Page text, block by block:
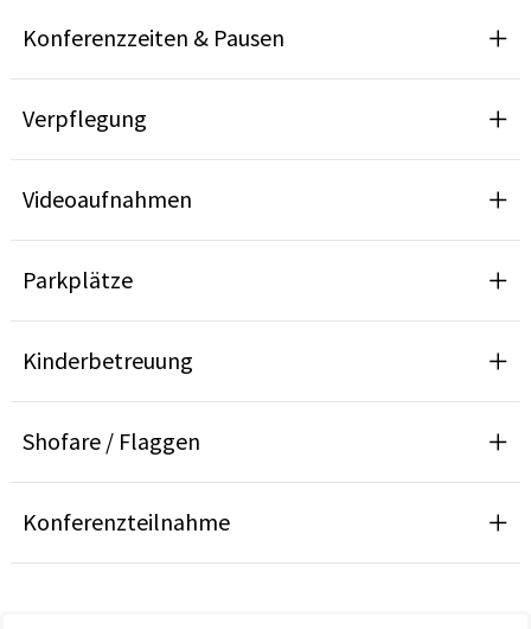
Konferenzzeiten & Pausen
Verpflegung
Videoaufnahmen
Parkplätze
Kinderbetreuung
Shofare / Flaggen
Konferenzteilnahme